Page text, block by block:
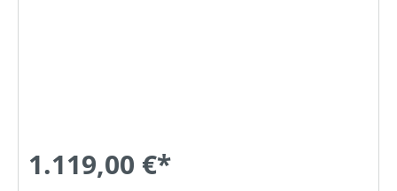
1.119,00 €*